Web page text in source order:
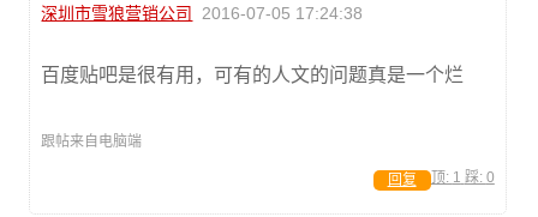
深圳市雪狼营销公司 2016-07-05 17:24:38
百度贴吧是很有用，可有的人文的问题真是一个烂
跟帖来自电脑端
顶: 1 踩: 0
回复